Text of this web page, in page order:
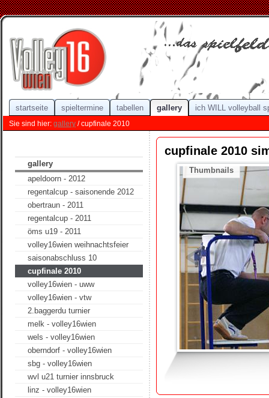
startseite spieltermine tabellen gallery ich WILL volleyball
Sie sind hier: gallery / cupfinale 2010
gallery
apeldoorn - 2012
regentalcup - saisonende 2012
obertraun - 2011
regentalcup - 2011
öms u19 - 2011
volley16wien weihnachtsfeier
saisonabschluss 10
cupfinale 2010
volley16wien - uww
volley16wien - vtw
2.baggerdu turnier
melk - volley16wien
wels - volley16wien
oberndorf - volley16wien
sbg - volley16wien
wvl u21 turnier innsbruck
linz - volley16wien
cupfinale 2010
Thumbnails